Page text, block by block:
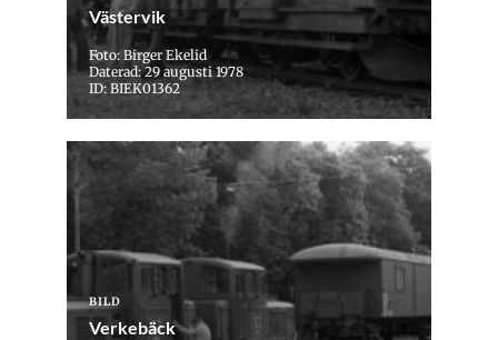
Västervik
Foto: Birger Ekelid
Daterad: 29 augusti 1978
ID: BIEK01362
BILD
Verkebäck